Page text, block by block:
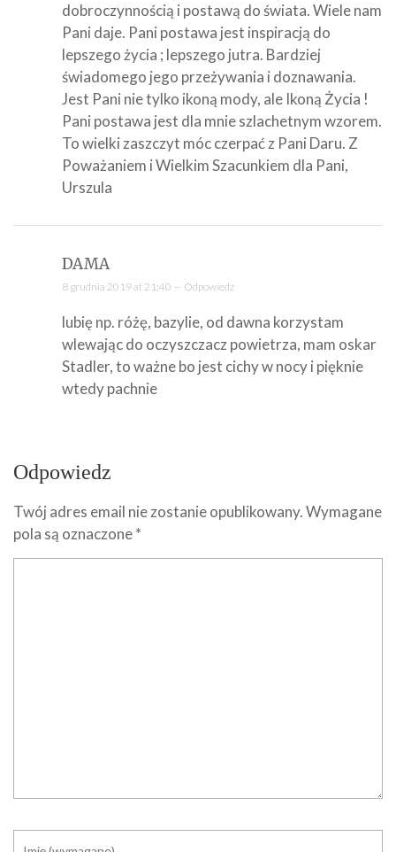
dobroczynnością i postawą do świata. Wiele nam
Pani daje. Pani postawa jest inspiracją do
lepszego życia ; lepszego jutra. Bardziej
świadomego jego przeżywania i doznawania.
Jest Pani nie tylko ikoną mody, ale Ikoną Życia !
Pani postawa jest dla mnie szlachetnym wzorem.
To wielki zaszczyt móc czerpać z Pani Daru. Z
Poważaniem i Wielkim Szacunkiem dla Pani,
Urszula
DAMA
8 grudnia 2019 at 21:40 — Odpowiedz
lubię np. różę, bazylie, od dawna korzystam
wlewając do oczyszczacz powietrza, mam oskar
Stadler, to ważne bo jest cichy w nocy i pięknie
wtedy pachnie
Odpowiedz
Twój adres email nie zostanie opublikowany.Wymagane
pola są oznaczone*